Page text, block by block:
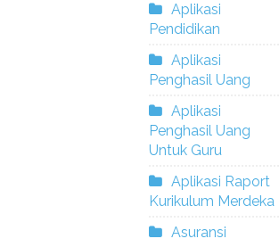
Aplikasi
Pendidikan
Aplikasi
Penghasil Uang
Aplikasi
Penghasil Uang
Untuk Guru
Aplikasi Raport
Kurikulum Merdeka
Asuransi